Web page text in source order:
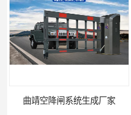
曲靖空降闸系统生成厂家